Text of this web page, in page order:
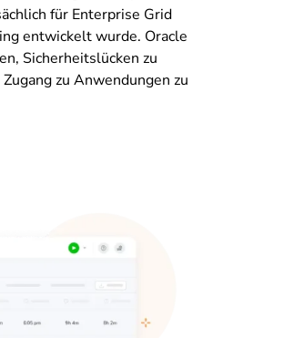
für Enterprise Grid
entwickelt wurde. Oracle
Sicherheitslücken zu
zu Anwendungen zu